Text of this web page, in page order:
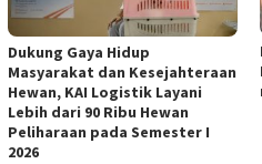
Dukung Gaya Hidup
Masyarakat dan Kesejahteraan
Hewan, KAI Logistik Layani
Lebih dari 90 Ribu Hewan
Peliharaan pada Semester I
2026